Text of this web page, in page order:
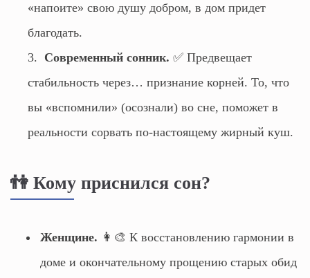
«напоите» свою душу добром, в дом придет
благодать.
Современный сонник. ✅ Предвещает
стабильность через… признание корней. То, что
вы «вспомнили» (осознали) во сне, поможет в
реальности сорвать по-настоящему жирный куш.
👫 Кому приснился сон?
Женщине. 👩‍🎨 К восстановлению гармонии в
доме и окончательному прощению старых обид